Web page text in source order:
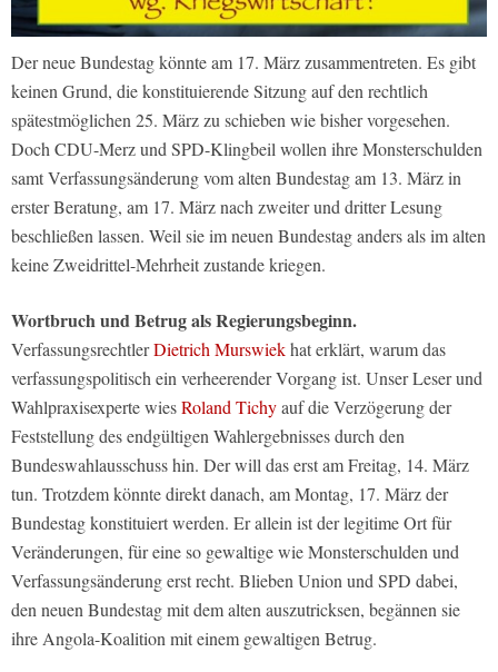
Der neue Bundestag könnte am 17. März zusammentreten. Es gibt
keinen Grund, die konstituierende Sitzung auf den rechtlich
spätestmöglichen 25. März zu schieben wie bisher vorgesehen.
Doch CDU-Merz und SPD-Klingbeil wollen ihre Monsterschulden
samt Verfassungsänderung vom alten Bundestag am 13. März in
erster Beratung, am 17. März nach zweiter und dritter Lesung
beschließen lassen. Weil sie im neuen Bundestag anders als im alten
keine Zweidrittel-Mehrheit zustande kriegen.
Wortbruch und Betrug als Regierungsbeginn.
VerfassungsrechtlerDietrich Murswiekhat erklärt, warum das
verfassungspolitisch ein verheerender Vorgang ist. Unser Leser und
Wahlpraxisexperte wiesRoland Tichyauf die Verzögerung der
Feststellung des endgültigen Wahlergebnisses durch den
Bundeswahlausschuss hin. Der will das erst am Freitag, 14. März
tun. Trotzdem könnte direkt danach, am Montag, 17. März der
Bundestag konstituiert werden. Er allein ist der legitime Ort für
Veränderungen, für eine so gewaltige wie Monsterschulden und
Verfassungsänderung erst recht. Blieben Union und SPD dabei,
den neuen Bundestag mit dem alten auszutricksen, begännen sie
ihre Angola-Koalition mit einem gewaltigen Betrug.